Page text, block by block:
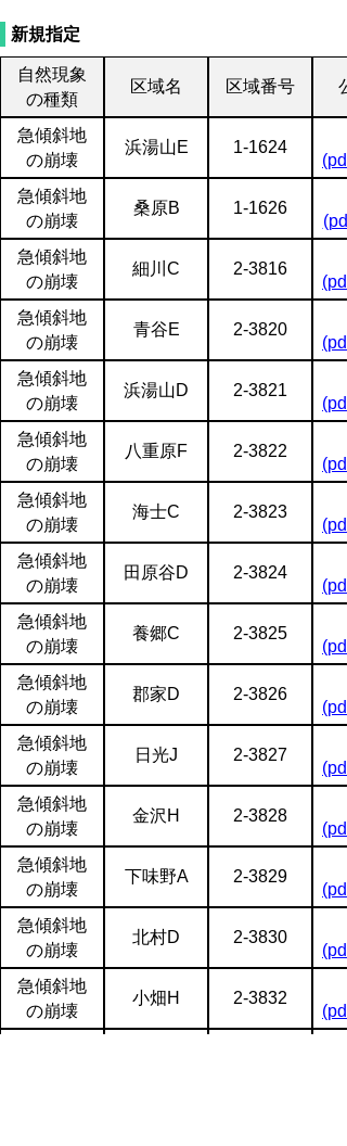
新規指定
自然現象
の種類
区域名 区域番号
急傾斜地
の崩壊
浜湯山E 1-1624
急傾斜地
の崩壊
桑原B 1-1626
急傾斜地
の崩壊
細川C 2-3816
急傾斜地
の崩壊
青谷E 2-3820
急傾斜地
の崩壊
浜湯山D 2-3821
急傾斜地
の崩壊
八重原F 2-3822
急傾斜地
の崩壊
海士C 2-3823
急傾斜地
の崩壊
田原谷D 2-3824
急傾斜地
の崩壊
養郷C 2-3825
急傾斜地
の崩壊
郡家D 2-3826
急傾斜地
の崩壊
日光J 2-3827
急傾斜地
の崩壊
金沢H 2-3828
急傾斜地
の崩壊
下味野A 2-3829
急傾斜地
の崩壊
北村D 2-3830
急傾斜地
の崩壊
小畑H 2-3832